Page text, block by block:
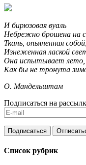
И бирюзовая вуаль
Небрежно брошена на
Ткань, опьяненная собой,
Изнеженная лаской
Она испытывает лето,
Как бы не тронута
О. Мандельштам
Подписаться на
Список рубрик